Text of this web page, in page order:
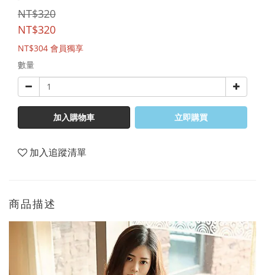
NT$320
NT$320
NT$304 會員獨享
數量
加入購物車 立即購買
加入追蹤清單
商品描述